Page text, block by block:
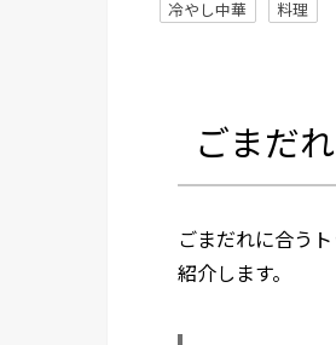
冷やし中華 料理
ごまだ
ごまだれに合う
紹介します。